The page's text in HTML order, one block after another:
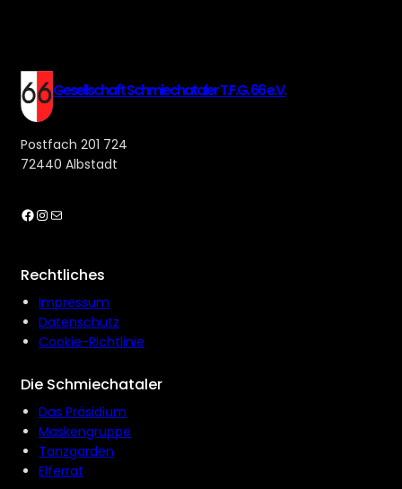
Gesellschaft Schmiechataler T.F.G. 66 e.V.
Postfach 201 724
72440 Albstadt
Facebook InstagramE-Mail
Rechtliches
Impressum
Datenschutz
Cookie-Richtlinie
Die Schmiechataler
Das Präsidium
Maskengruppe
Tanzgarden
Elferrat